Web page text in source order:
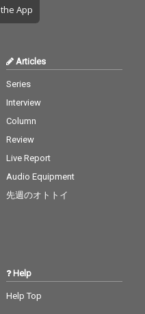
App
Articles
Series
Interview
Column
Review
Live Report
Audio Equipment
先週のオトトイ
Help
Help Top